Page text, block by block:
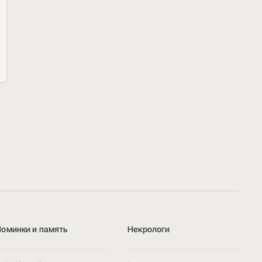
и память Некрологи